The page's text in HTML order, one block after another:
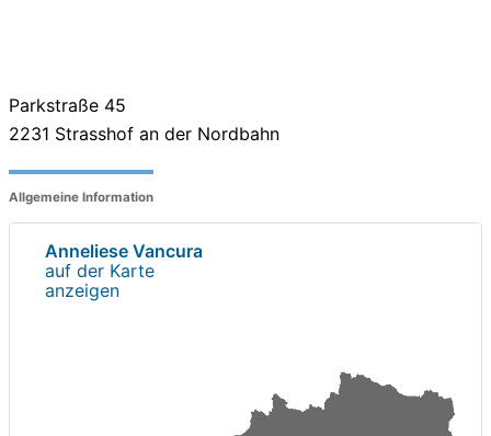
Parkstraße 45
2231 Strasshof an der Nordbahn
Allgemeine Information
Anneliese Vancura
auf der Karte
anzeigen